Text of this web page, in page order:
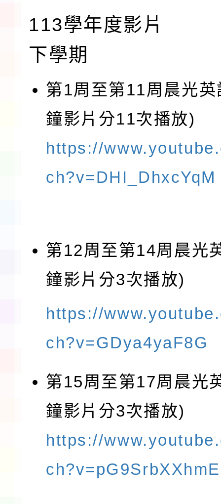
113學年度影片
下學期
第1周至第11周晨光
鐘影片分11次播放)
https://
ch?v=DHI_DhxcYqM
第12周至第14周晨光
鐘影片分3次播放)
https://
ch?v=GDya4yaF8G
第15周至第17周晨光
鐘影片分3次播放)
https://
ch?v=pG9SrbXXhmE